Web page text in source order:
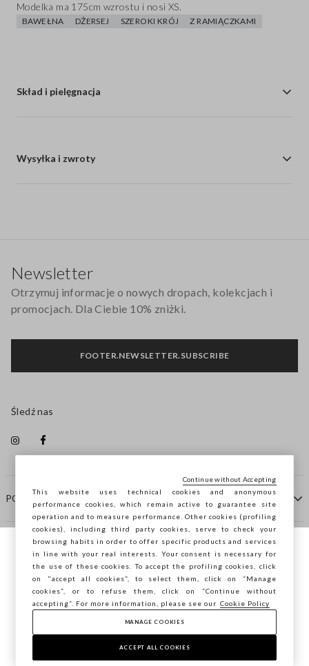
Modelka ma 175cm wzrostu i nosi XS.
BAWEŁNA DŻERSEJ SZEROKI KRÓJ Z RAMIĄCZKAMI
Skład i pielęgnacja
Wysyłka i zwroty
POMOC
FIRMA
KONTAKTY
Newsletter
Otrzymuj informacje o nowych dropach, kolekcjach i
promocjach. Dla Ciebie 10% zniżki.
FOOTER.NEWSLETTER.SUBSCRIBE
Śledź nas
Copyright © Ovs S.p.A. P.Iva 04240010274 - Cap. Soc.
290.923.470 -2.4.0
Przeglądasz STEFANEL Italia, chcesz
zapisać swoją lokalizację?
POTWIERDŹ
This website uses technical cookies and anonymous
performance cookies, which remain active to guarantee site
operation and to measure performance. Other cookies (profiling
cookies), including third party cookies, serve to check your
browsing habits in order to offer specific products and services
in line with your real interests. Your consent is necessary for
the use of these cookies. To accept the profiling cookies, click
on "accept all cookies”, to select them, click on “Manage
cookies”, or to refuse them, click on “Continue without
accepting”. For more information, please see our Cookie Policy
MANAGE COOKIES
ACCEPT ALL COOKIES
Continue without Accepting